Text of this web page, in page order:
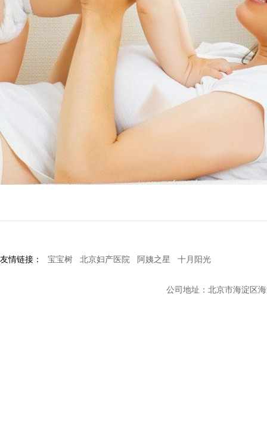
友情链接： 宝宝树 北京妇产医院 阿姨之星 十月阳光
公司地址：北京市海淀区